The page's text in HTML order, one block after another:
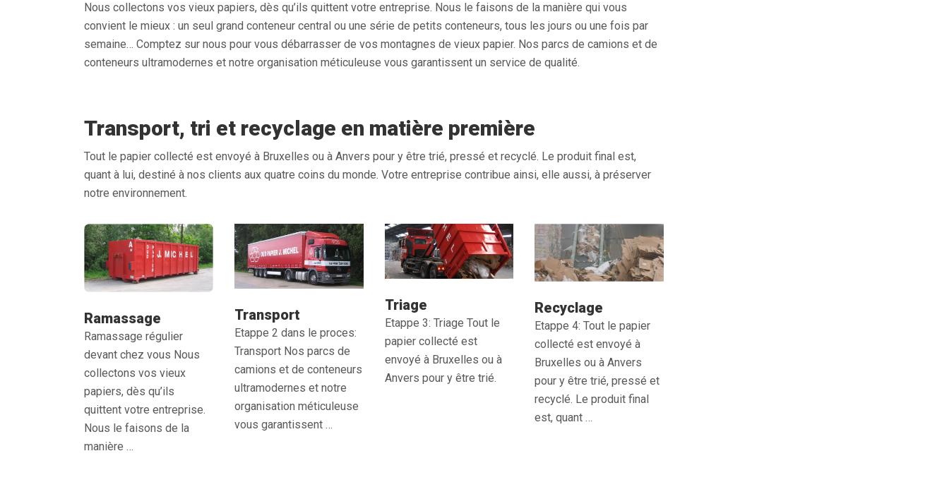
Nous collectons vos vieux papiers, dès qu’ils quittent votre entreprise. Nous le faisons de la manière qui vous
convient le mieux : un seul grand conteneur central ou une série de petits conteneurs, tous les jours ou une fois par
semaine… Comptez sur nous pour vous débarrasser de vos montagnes de vieux papier. Nos parcs de camions et de
conteneurs ultramodernes et notre organisation méticuleuse vous garantissent un service de qualité.
Transport, tri et recyclage en matière première
Tout le papier collecté est envoyé à Bruxelles ou à Anvers pour y être trié, pressé et recyclé. Le produit final est,
quant à lui, destiné à nos clients aux quatre coins du monde. Votre entreprise contribue ainsi, elle aussi, à préserver
notre environnement.
Ramassage
Ramassage régulier
devant chez vous Nous
collectons vos vieux
papiers, dès qu’ils
quittent votre entreprise.
Nous le faisons de la
manière …
Transport
Etappe 2 dans le proces:
Transport Nos parcs de
camions et de conteneurs
ultramodernes et notre
organisation méticuleuse
vous garantissent …
Triage
Etappe 3: Triage Tout le
papier collecté est
envoyé à Bruxelles ou à
Anvers pour y être trié.
Recyclage
Etappe 4: Tout le papier
collecté est envoyé à
Bruxelles ou à Anvers
pour y être trié, pressé et
recyclé. Le produit final
est, quant …